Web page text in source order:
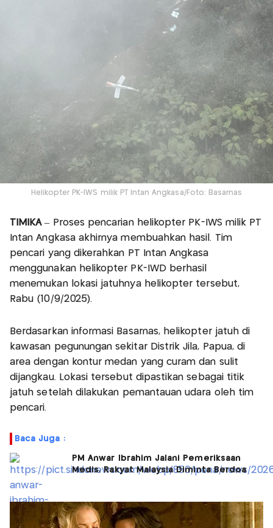
Helikopter PK-IWS milik PT Intan Angkasa/Foto: Basarnas
TIMIKA– Proses pencarian helikopter PK-IWS milik PT
Intan Angkasa akhirnya membuahkan hasil. Tim
pencari yang dikerahkan PT Intan Angkasa
menggunakan helikopter PK-IWD berhasil
menemukan lokasi jatuhnya helikopter tersebut,
Rabu (10/9/2025).
Berdasarkan informasi Basarnas, helikopter jatuh di
kawasan pegunungan sekitar Distrik Jila, Papua, di
area dengan kontur medan yang curam dan sulit
dijangkau. Lokasi tersebut dipastikan sebagai titik
jatuh setelah dilakukan pemantauan udara oleh tim
pencari.
Baca Juga :
PM Anwar Ibrahim Jalani Pemeriksaan
Medis, Rakyat Malaysia Diminta Berdoa